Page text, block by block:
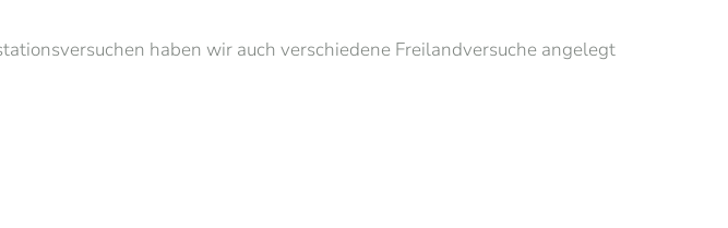
haben wir auch verschiedene Freilandversuche angelegt